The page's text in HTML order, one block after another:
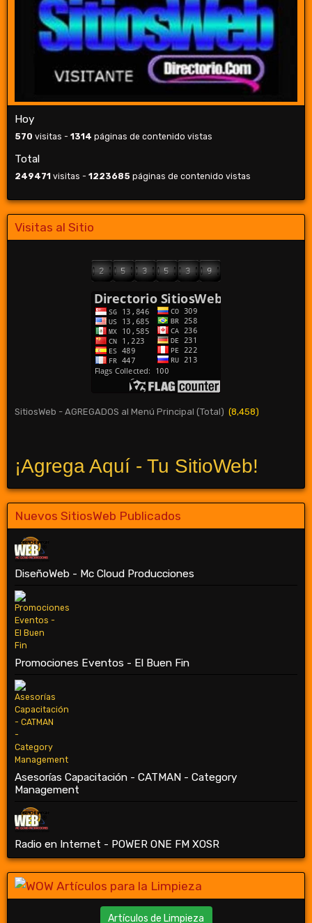
Hoy
570 visitas - 1314 páginas de contenido vistas
Total
249471 visitas - 1223685 páginas de contenido vistas
Visitas al Sitio
SitiosWeb - AGREGADOS al Menú Principal (Total) (8,458)
¡Agrega Aquí - Tu SitioWeb!
Nuevos SitiosWeb Publicados
DiseñoWeb - Mc Cloud Producciones
Promociones Eventos - El Buen Fin
Asesorías Capacitación - CATMAN - Category
Management
Radio en Internet - POWER ONE FM XOSR
Artículos de Limpieza